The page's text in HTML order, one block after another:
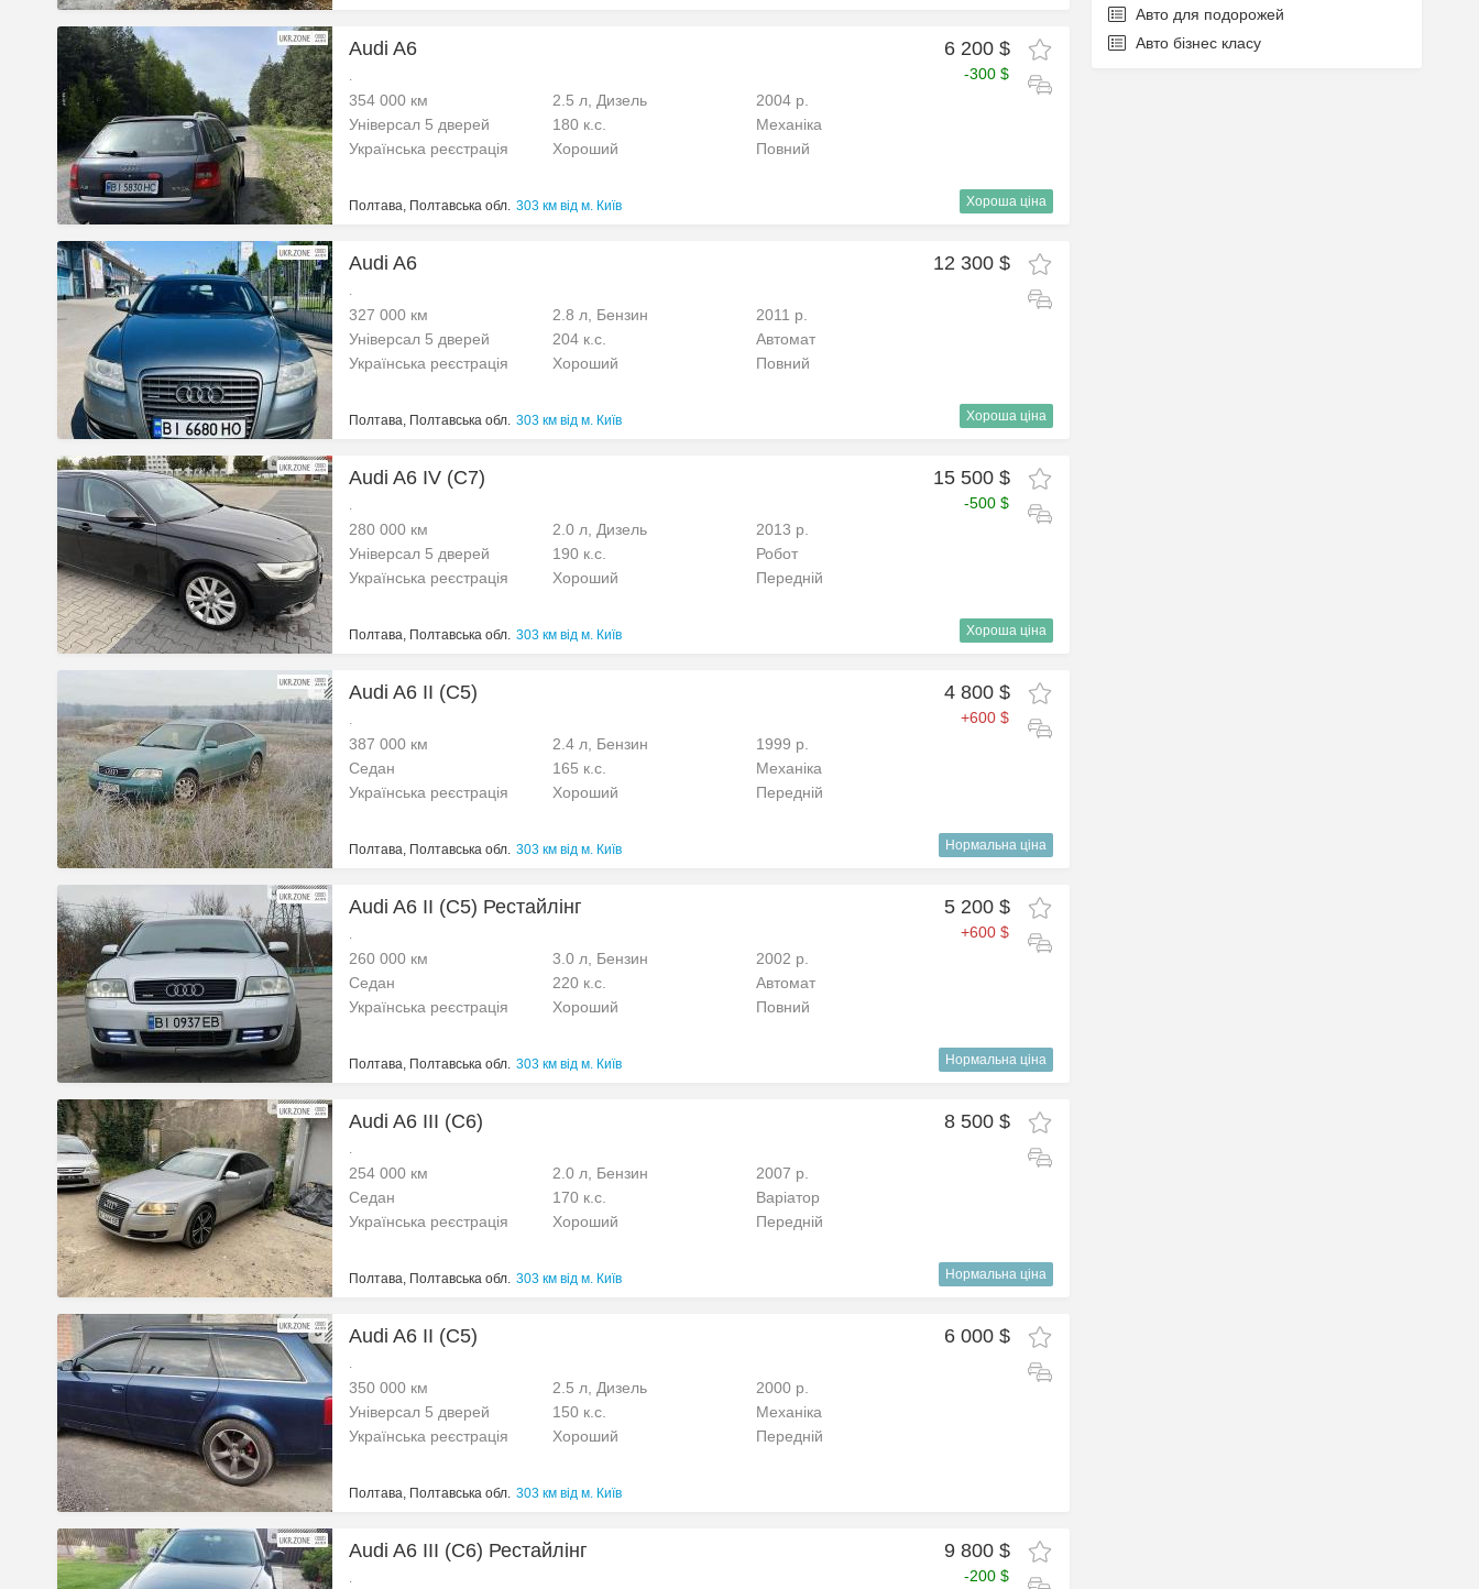
Audi A6 6 200 $
-300 $
.
354 000 км 2.5 л, Дизель
2004 р.
Універсал 5 дверей
180 к.с.
Механіка
Українська реєстрація
Хороший Повний
Полтава, Полтавська обл. 303 км від м. Київ Хороша ціна
Audi A6 12 300 $
.
327 000 км 2.8 л, Бензин
2011 р.
Універсал 5 дверей
204 к.с.
Автомат
Українська реєстрація
Хороший Повний
Полтава, Полтавська обл. 303 км від м. Київ Хороша ціна
Audi A6 IV (C7) 15 500 $
-500 $
.
280 000 км 2.0 л, Дизель
2013 р.
Універсал 5 дверей
190 к.с.
Робот
Українська реєстрація
Хороший Передній
Полтава, Полтавська обл. 303 км від м. Київ Хороша ціна
Audi A6 II (C5) 4 800 $
+600 $
.
387 000 км 2.4 л, Бензин
1999 р.
Седан
165 к.с.
Механіка
Українська реєстрація
Хороший Передній
Полтава, Полтавська обл. 303 км від м. Київ Нормальна ціна
Audi A6 II (C5) Рестайлінг 5 200 $
+600 $
.
260 000 км 3.0 л, Бензин
2002 р.
Седан
220 к.с.
Автомат
Українська реєстрація
Хороший Повний
Полтава, Полтавська обл. 303 км від м. Київ Нормальна ціна
Audi A6 III (C6) 8 500 $
.
254 000 км 2.0 л, Бензин
2007 р.
Седан
170 к.с.
Варіатор
Українська реєстрація
Хороший Передній
Полтава, Полтавська обл. 303 км від м. Київ Нормальна ціна
Audi A6 II (C5) 6 000 $
.
350 000 км 2.5 л, Дизель
2000 р.
Універсал 5 дверей
150 к.с.
Механіка
Українська реєстрація
Хороший Передній
Полтава, Полтавська обл. 303 км від м. Київ
Audi A6 III (C6) Рестайлінг 9 800 $
-200 $
.
Авто для подорожей
Авто бізнес класу